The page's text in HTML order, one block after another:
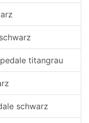
titangrau
schwarz